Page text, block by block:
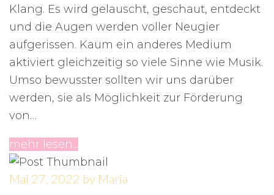
Klang. Es wird gelauscht, geschaut, entdeckt
und die Augen werden voller Neugier
aufgerissen. Kaum ein anderes Medium
aktiviert gleichzeitig so viele Sinne wie Musik.
Umso bewusster sollten wir uns darüber
werden, sie als Möglichkeit zur Förderung
von…
mehr lesen...
Mai 27, 2022 by Maria